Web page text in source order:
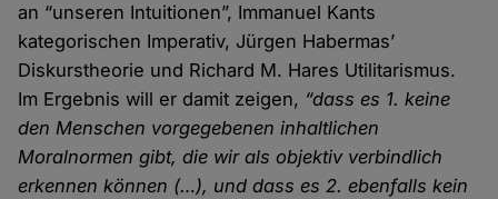
an “unseren Intuitionen”, Immanuel Kants
kategorischen Imperativ, Jürgen Habermas’
Diskurstheorie und Richard M. Hares Utilitarismus.
Im Ergebnis will er damit zeigen, “dass es 1. keine
den Menschen vorgegebenen inhaltlichen
Moralnormen gibt, die wir als objektiv verbindlich
erkennen können (…), und dass es 2. ebenfalls kein